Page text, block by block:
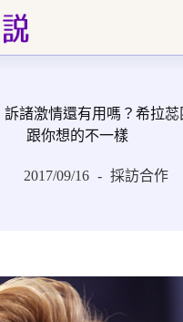
諸激情還有用嗎？希拉
跟你想的不一樣
2017/09/16 採訪合作